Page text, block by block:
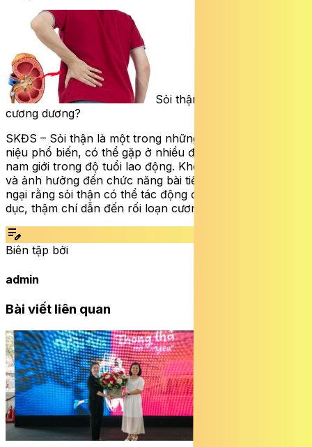
Sỏi thận có gây rối loạn
cương dương?
SKĐS – Sỏi thận là một trong những bệnh lý đường tiết
niệu phổ biến, có thể gặp ở nhiều độ tuổi, đặc biệt là
nam giới trong độ tuổi lao động. Không chỉ gây đau đớn
và ảnh hưởng đến chức năng bài tiết, nhiều người còn lo
ngại rằng sỏi thận có thể tác động đến đời sống tình
dục, thậm chí dẫn đến rối loạn cương dương.
edit_note
Biên tập bởi
admin
Bài viết liên quan